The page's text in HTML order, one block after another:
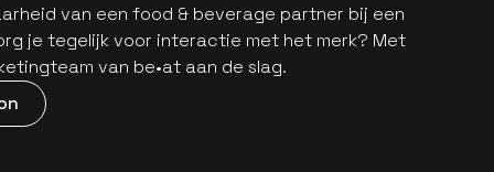
van een food & beverage partner bij een
je tegelijk voor interactie met het merk? Met
van be•at aan de slag.